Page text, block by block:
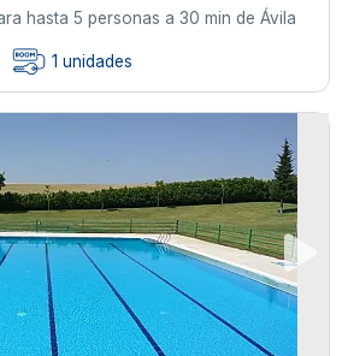
hasta 5 personas a 30 min de Ávila
1 unidades